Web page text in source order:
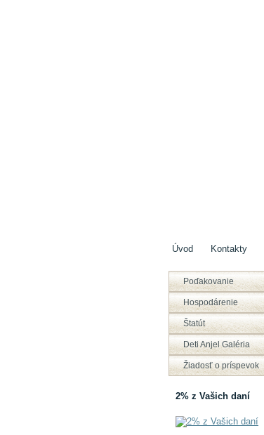
Úvod Kontakty
Poďakovanie
Hospodárenie
Štatút
Deti Anjel Galéria
Žiadosť o príspevok
2% z Vašich daní